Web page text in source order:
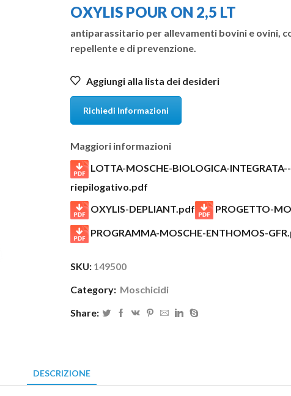
OXYLIS POUR ON 2,5 LT
antiparassitario per allevamenti bovini e ovini,
repellente e di prevenzione.
Aggiungi alla lista dei desideri
Richiedi Informazioni
Maggiori informazioni
LOTTA-MOSCHE-BIOLOGICA-
riepilogativo.pdf
OXYLIS-DEPLIANT.pdf
PROGETTO-
PROGRAMMA-MOSCHE-ENTHOMOS-
SKU: 149500
Category: Moschicidi
Share:
DESCRIZIONE